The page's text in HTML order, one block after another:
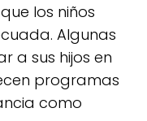
los niños
Algunas
a sus hijos en
programas
como